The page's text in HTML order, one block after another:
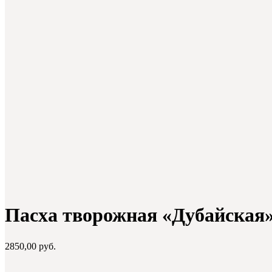
Пасха творожная
2850,00 руб.